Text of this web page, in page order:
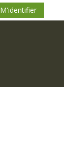
M'identifier